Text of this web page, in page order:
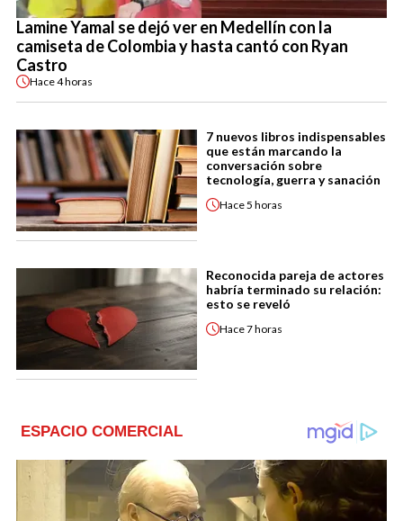
Lamine Yamal se dejó ver en Medellín con la
camiseta de Colombia y hasta cantó con Ryan
Castro
Hace4 horas
7 nuevos libros indispensables
que están marcando la
conversación sobre
tecnología, guerra y sanación
Hace5 horas
Reconocida pareja de actores
habría terminado su relación:
esto se reveló
Hace7 horas